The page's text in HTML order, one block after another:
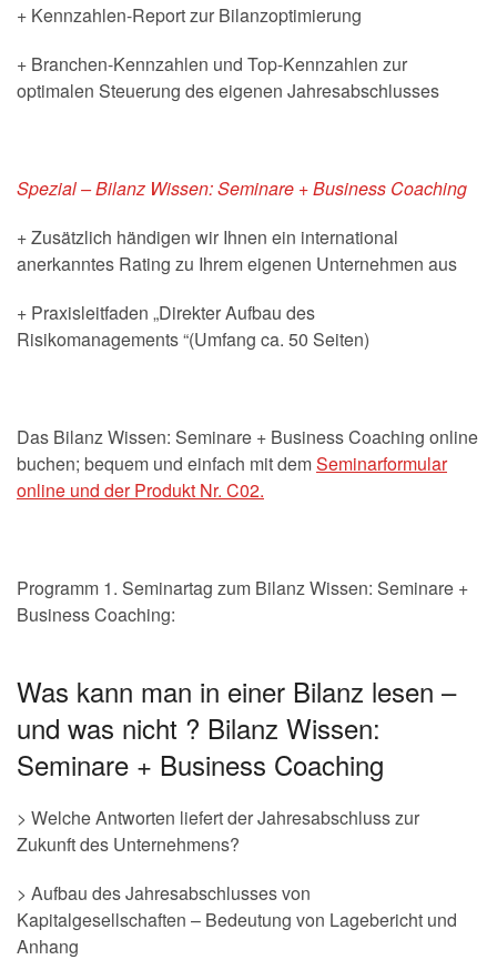
+ Kennzahlen-Report zur Bilanzoptimierung
+ Branchen-Kennzahlen und Top-Kennzahlen zur
optimalen Steuerung des eigenen Jahresabschlusses
Spezial – Bilanz Wissen: Seminare + Business Coaching
+ Zusätzlich händigen wir Ihnen ein international
anerkanntes Rating zu Ihrem eigenen Unternehmen aus
+ Praxisleitfaden „Direkter Aufbau des
Risikomanagements “(Umfang ca. 50 Seiten)
Das Bilanz Wissen: Seminare + Business Coaching online
buchen; bequem und einfach mit demSeminarformular
online und der Produkt Nr. C02.
Programm 1. Seminartag zum Bilanz Wissen: Seminare +
Business Coaching:
Was kann man in einer Bilanz lesen –
und was nicht ? Bilanz Wissen:
Seminare + Business Coaching
> Welche Antworten liefert der Jahresabschluss zur
Zukunft des Unternehmens?
> Aufbau des Jahresabschlusses von
Kapitalgesellschaften – Bedeutung von Lagebericht und
Anhang